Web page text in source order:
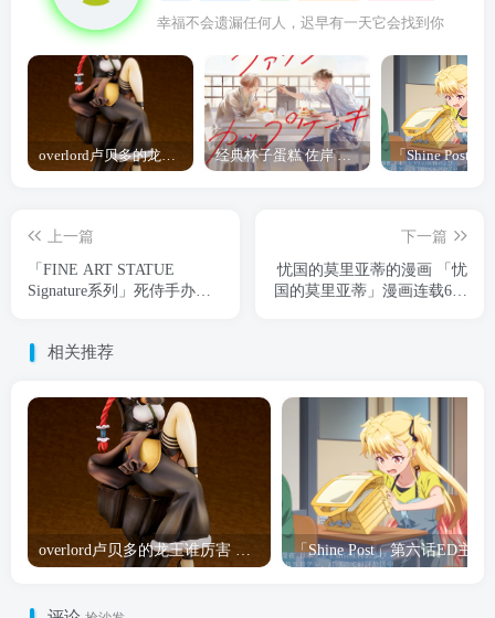
幸福不会遗漏任何人，迟早有一天它会找到你
经典杯子蛋糕 佐岸 漫画「经典杯子蛋糕」宣布真人日剧化
上一篇
「FINE ART STATUE
Signature系列」死侍手办开
下一篇
忧国的莫里亚蒂的漫画 「忧
国的莫里亚蒂」漫画连载6周
相关推荐